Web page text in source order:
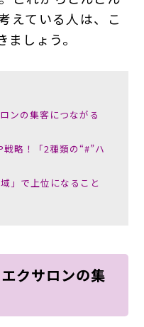
えている人は、こ
しょう。
ンの集客につながる
略！「2種類の“#”ハ
」で上位になること
クサロンの集